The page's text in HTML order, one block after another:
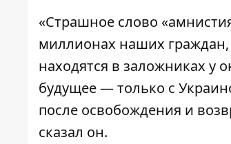
«Страшное слово
миллионах наших граждан,
находятся в заложниках у
будущее — только с
после освобождения и
сказал он.